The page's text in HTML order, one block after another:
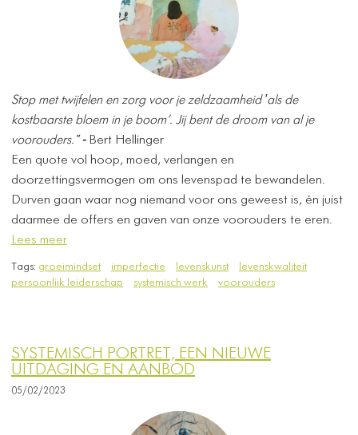
Stop met twijfelen en zorg voor je zeldzaamheid ′als de
kostbaarste bloem in je boom’. ​ Jij bent de droom van al je
voorouders."- Bert Hellinger
Een quote vol hoop, moed, verlangen en
doorzettingsvermogen om ons levenspad te bewandelen.
Durven gaan waar nog niemand voor ons geweest is, én juist
daarmee de offers en gaven van onze voorouders te eren.
Lees meer
Tags: groeimindset imperfectie levenskunst
levenskwaliteit
persoonlijk leiderschap
systemisch werk voorouders
SYSTEMISCH PORTRET, EEN NIEUWE
UITDAGING EN AANBOD
05/02/2023